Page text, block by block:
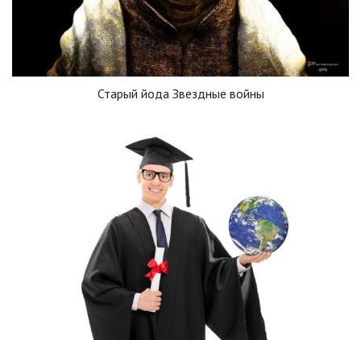
Старый йода Звездные войны